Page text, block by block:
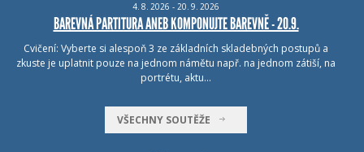
4. 8. 2026 - 20. 9. 2026
BAREVNÁ PARTITURA ANEB KOMPONUJTE BAREVNĚ - 20.9.
Cvičení: Vyberte si alespoň 3 ze základních skladebných postupů a
zkuste je uplatnit pouze na jednom námětu např. na jednom zátiší, na
portrétu, aktu…
VŠECHNY SOUTĚŽE